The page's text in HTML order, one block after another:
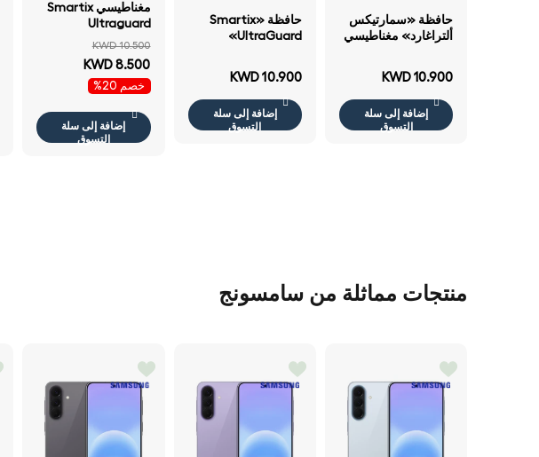
حافظة «سمارتيكس
ألتراغارد» مغناطيسي
KWD 10.900
إضافة إلى سلة
التسوق
حافظة «Smartix
UltraGuard»
فولد - أسود
KWD 10.900
إضافة إلى سلة
التسوق
مغناطيسي Smartix
Ultraguard
مغناطيسي لهاتف
فولد - شفاف
KWD 10.500
KWD 8.500
خصم 20%
إضافة إلى سلة
التسوق
منتجات مماثلة من سامسونج